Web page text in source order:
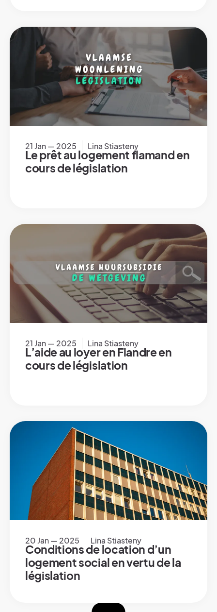
21 Jan — 2025 Lina Stiasteny
Le prêt au logement flamand en
cours de législation
21 Jan — 2025 Lina Stiasteny
L’aide au loyer en Flandre en
cours de législation
20 Jan — 2025 Lina Stiasteny
Conditions de location d’un
logement social en vertu de la
législation